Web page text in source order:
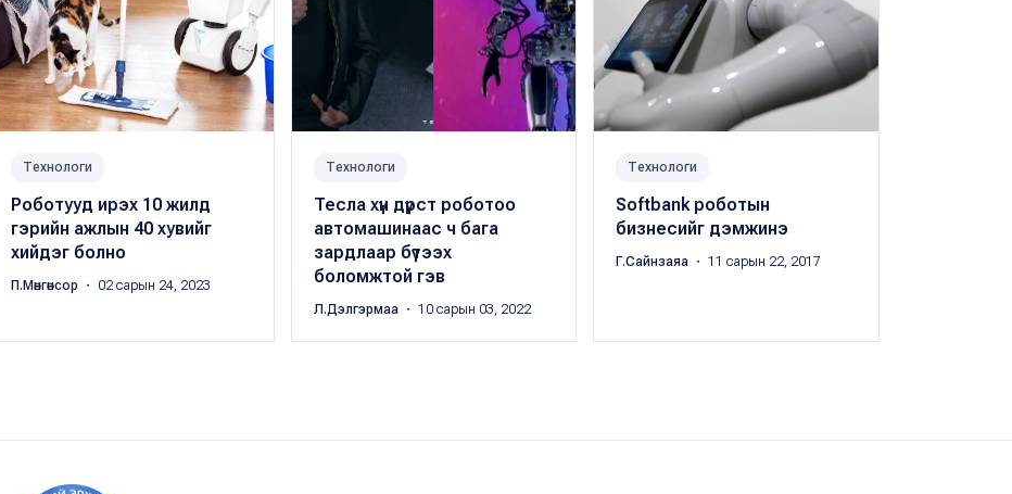
Технологи
Роботууд ирэх 10 жилд
гэрийн ажлын 40 хувийг
хийдэг болно
П.Мөнгөнсор ・ 02 сарын 24, 2023
Технологи
Teсла хүн дүрст роботоо
автомашинаас ч бага
зардлаар бүтээх
боломжтой гэв
Л.Дэлгэрмаа ・ 10 сарын 03, 2022
Технологи
Softbank роботын
бизнесийг дэмжинэ
Г.Сайнзаяа ・ 11 сарын 22, 2017